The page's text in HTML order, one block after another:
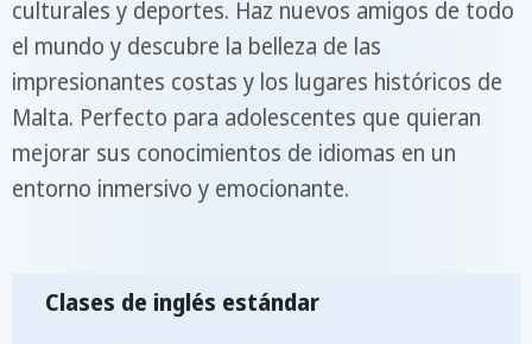
culturales y deportes. Haz nuevos amigos de todo
el mundo y descubre la belleza de las
impresionantes costas y los lugares históricos de
Malta. Perfecto para adolescentes que quieran
mejorar sus conocimientos de idiomas en un
entorno inmersivo y emocionante.
Clases de inglés estándar